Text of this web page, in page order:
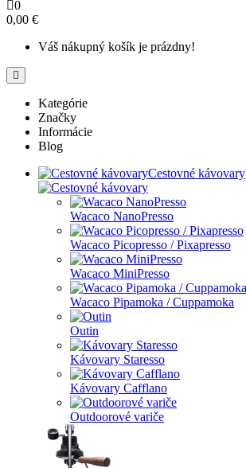
0
0,00 €
Váš nákupný košík je prázdny!
Kategórie
Značky
Informácie
Blog
Cestovné kávovary
Wacaco NanoPresso
Wacaco Picopresso / Pixapresso
Wacaco MiniPresso
Wacaco Pipamoka / Cuppamoka
Outin
Kávovary Staresso
Kávovary Cafflano
Outdoorové variče